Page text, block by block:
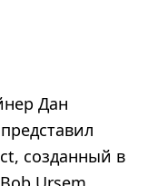
Дан
созданный в